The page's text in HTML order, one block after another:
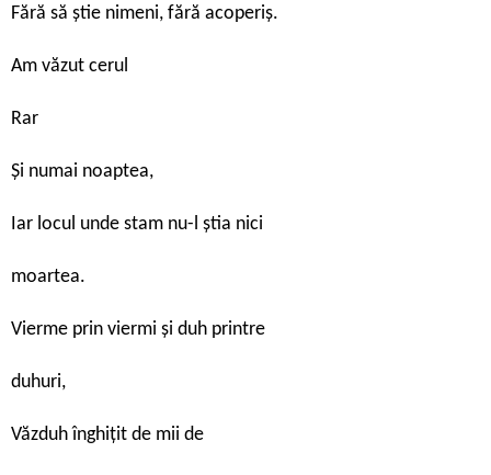
Fără să știe nimeni, fără acoperiș.
Am văzut cerul
Rar
Și numai noaptea,
Iar locul unde stam nu-l știa nici
moartea.
Vierme prin viermi și duh printre
duhuri,
Văzduh înghițit de mii de